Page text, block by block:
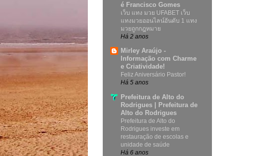
é Francisco Gomes
เว็บ แทง มวย UFABET เว็บ
แทงมวยออนไลน์อันดับ 1 แทง
มวยถูกกฎหมาย
Há 2 anos
Mirley Araújo -
Informação com Charme
e Criatividade!
Feliz Aniversário Pastor!
Há 5 anos
Prefeitura de Alto do
Rodrigues | Prefeitura de
Alto do Rodrigues
Prefeitura de Alto do
Rodrigues investe em
restauração de escolas e
unidade de saúde
Há 6 anos